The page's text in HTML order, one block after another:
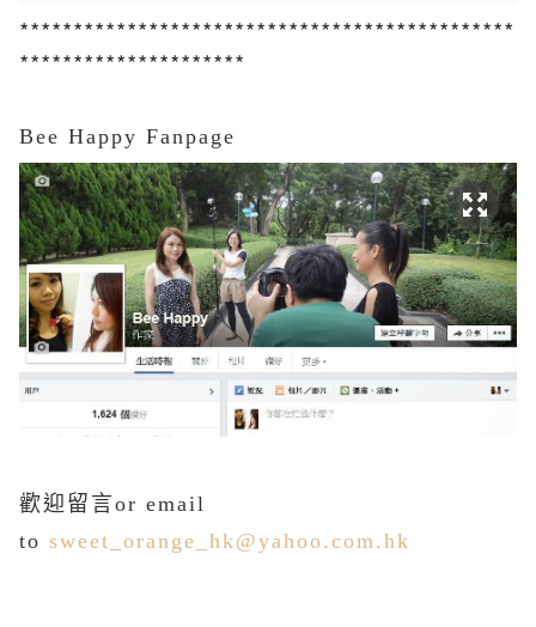
**********************************************
*********************
Bee Happy Fanpage
歡迎留言or email
to sweet_orange_hk@yahoo.com.hk